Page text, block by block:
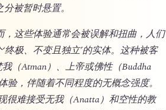
被暂时悬置。
，这些体验通常会被误解和扭曲，人们
极、不变且独立’的实体。这种被客
（Atman）、上帝或佛性（Buddha
验，伴随着不同程度的无概念强度。
很难接受无我（Anatta）和空性的教